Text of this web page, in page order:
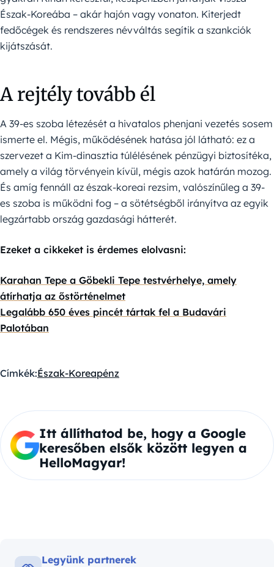
Észak-Koreába – akár hajón vagy vonaton. Kiterjedt
fedőcégek és rendszeres névváltás segítik a szankciók
kijátszását.
A rejtély tovább él
A 39-es szoba létezését a hivatalos phenjani vezetés sosem
ismerte el. Mégis, működésének hatása jól látható: ez a
szervezet a Kim-dinasztia túlélésének pénzügyi biztosítéka,
amely a világ törvényein kívül, mégis azok határán mozog.
És amíg fennáll az észak-koreai rezsim, valószínűleg a 39-
es szoba is működni fog – a sötétségből irányítva az egyik
legzártabb ország gazdasági hátterét.
Ezeket a cikkeket is érdemes elolvasni:
Karahan Tepe a Göbekli Tepe testvérhelye, amely
átírhatja az őstörténelmet
Legalább 650 éves pincét tártak fel a Budavári
Palotában
Címkék:Észak-Koreapénz
Itt állíthatod be, hogy a Google
keresőben elsők között legyen a
HelloMagyar!
Legyünk partnerek